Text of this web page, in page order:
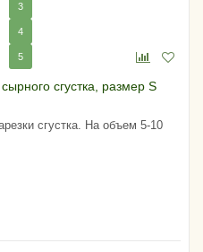
3
4
5
сгустка, размер S
сгустка. На объем 5-10